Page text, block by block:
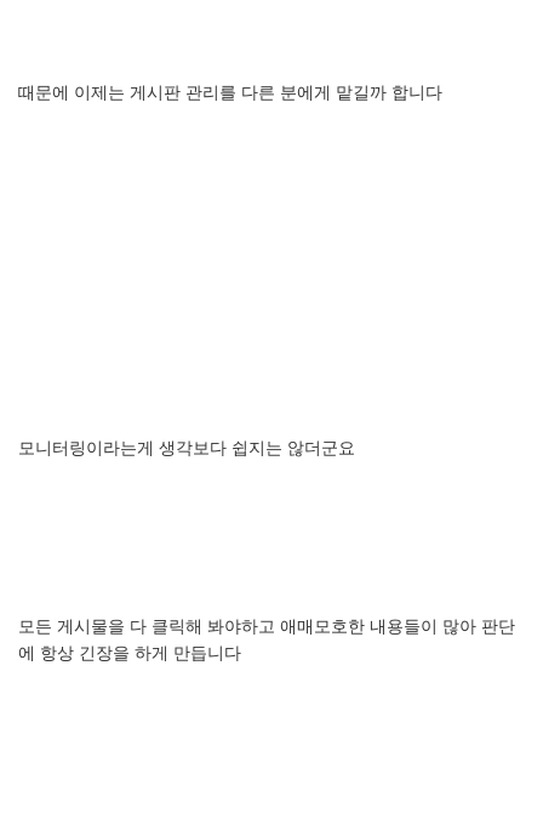
때문에 이제는 게시판 관리를 다른 분에게 맡길까 합니다
모니터링이라는게 생각보다 쉽지는 않더군요
모든 게시물을 다 클릭해 봐야하고 애매모호한 내용들이 많아 판단
에 항상 긴장을 하게 만듭니다